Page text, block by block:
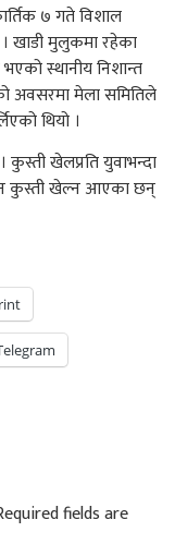
७ गते विशाल
। खाडी मुलुकमा रहेका
स्थानीय निशान्त
अवसरमा मेला समितिले
थियो ।
कुस्ती खेलप्रति युवाभन्दा
कुस्ती खेल्न आएका छन्
fields are